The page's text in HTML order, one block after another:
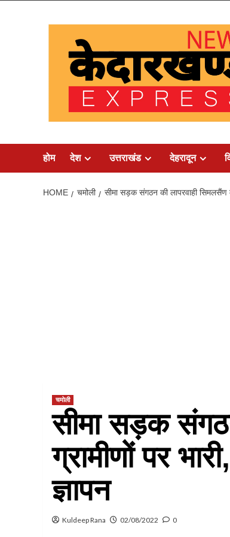
होम देश उत्तराखंड देहरादून
HOME चमोली सीमा सड़क संगठन की लापरवाही सिमलसैंण के
चमोली
सीमा सड़क
ग्रामीणों पर
ज्ञापन
Kuldeep Rana 02/08/2022 0